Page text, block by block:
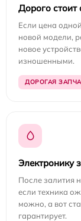
Дорого стоит
Если цена
новой модели,
новое
изношенными.
ДОРОГАЯ
Электронику
После залития
если техника
можно, а вот
гарантирует.